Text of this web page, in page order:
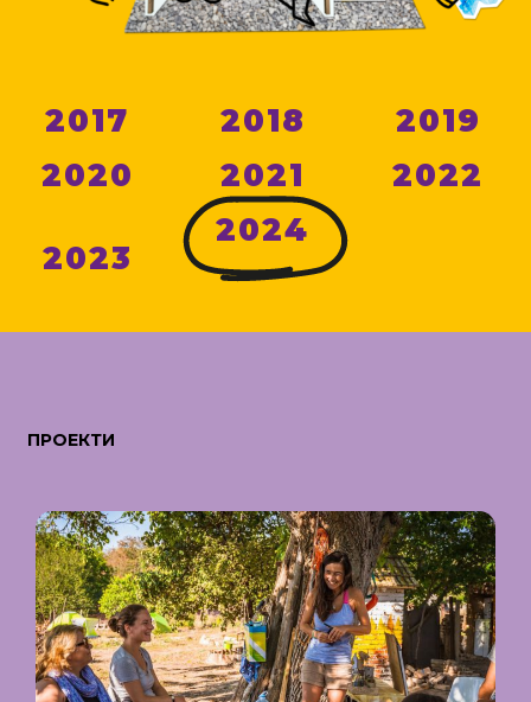
2017 2018
2019
2020
2021 2022
2023
2024
ПРОЕКТИ